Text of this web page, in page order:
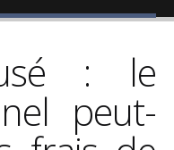
: le
peut-